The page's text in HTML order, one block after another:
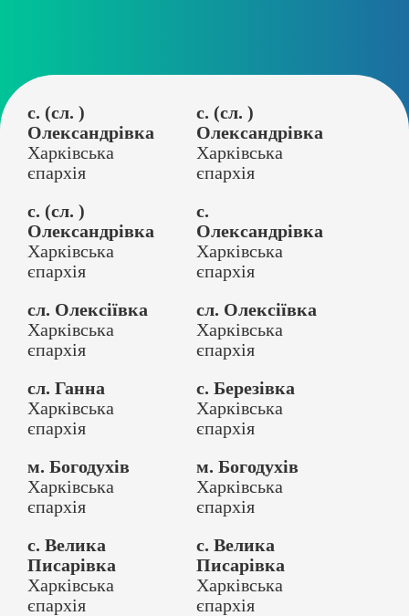
с. (сл. )
Олександрівка
Харківська
єпархія
с. (сл. )
Олександрівка
Харківська
єпархія
с. (сл. )
Олександрівка
Харківська
єпархія
с.
Олександрівка
Харківська
єпархія
сл. Олексіївка
Харківська
єпархія
сл. Олексіївка
Харківська
єпархія
сл. Ганна
Харківська
єпархія
с. Березівка
Харківська
єпархія
м. Богодухів
Харківська
єпархія
м. Богодухів
Харківська
єпархія
с. Велика
Писарівка
Харківська
єпархія
с. Велика
Писарівка
Харківська
єпархія